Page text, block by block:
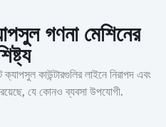
গণনা মেশিনের
কাউন্টারগুলির লাইনে নিরাপদ এবং
যে কোনও ব্যবসা উপযোগী.